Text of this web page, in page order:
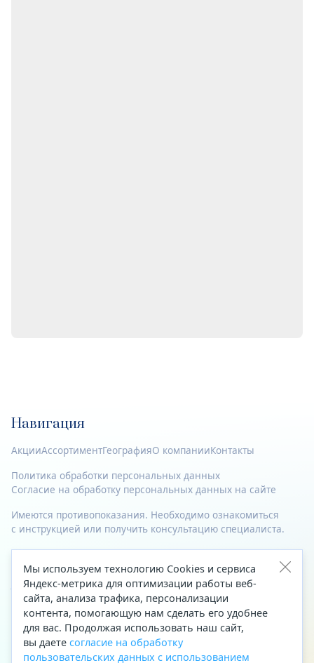
Навигация
АкцииАссортиментГеографияО компанииКонтакты
Политика обработки персональных данных
Согласие на обработку персональных данных на сайте
Имеются противопоказания. Необходимо ознакомиться
с инструкцией или получить консультацию специалиста.
© 2023—2026 Все права защищены.
Адрес
Архангельск, ул. Папанина, д. 19 (вход в здание со стороны
автоцентра «Тойота»)
Приемная Генерального директора
Мы используем технологию Cookies и сервиса
Яндекс-метрика для оптимизации работы веб-
сайта, анализа трафика, персонализации
контента, помогающую нам сделать его удобнее
для вас. Продолжая использовать наш сайт,
вы даете согласие на обработку
пользовательских данных с использованием